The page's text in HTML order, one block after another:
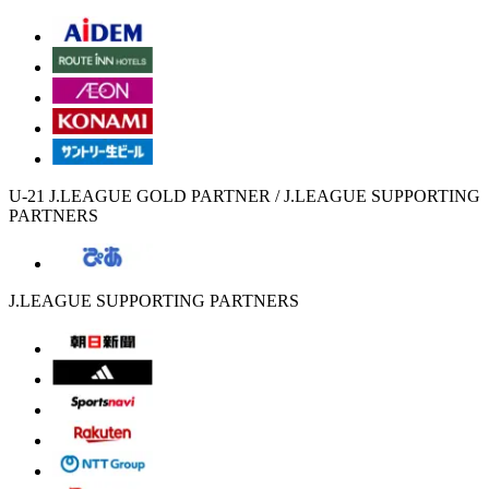
U-21 J.LEAGUE GOLD PARTNER / J.LEAGUE SUPPORTING
PARTNERS
J.LEAGUE SUPPORTING PARTNERS